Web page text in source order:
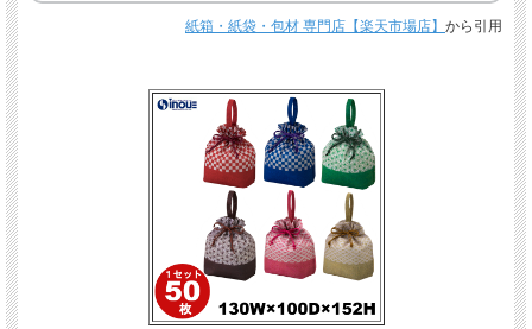
紙箱・紙袋・包材 専門店【楽天市場店】 から引用